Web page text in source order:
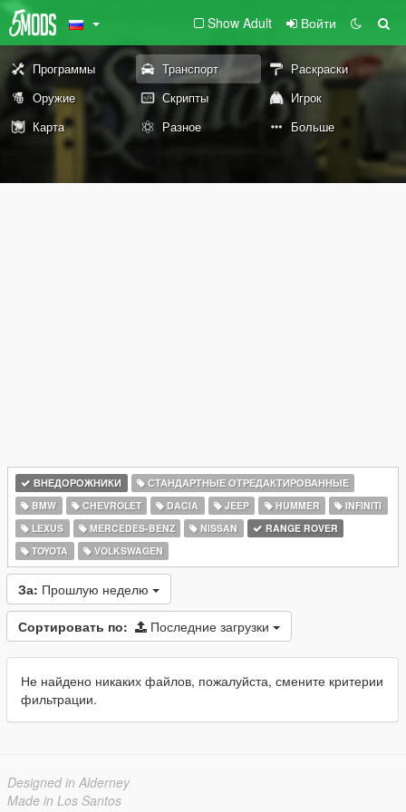
Show Adult Войти
Программы Транспорт
Раскраски
Оружие
Скрипты
Игрок
Карта
Разное Больше
ВНЕДОРОЖНИКИ
СТАНДАРТНЫЕ ОТРЕДАКТИРОВАННЫЕ
BMW
CHEVROLET DACIA JEEP HUMMER
INFINITI
LEXUS
MERCEDES-BENZ NISSAN
RANGE ROVER
TOYOTA
VOLKSWAGEN
За: Прошлую неделю
Сортировать по: Последние загрузки
Не найдено никаких файлов, пожалуйста, смените критерии
фильтрации.
Designed in Alderney
Made in Los Santos